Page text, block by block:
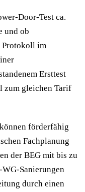
Door-Test ca.
und ob
Protokoll im
Ersttest
zum gleichen Tarif
förderfähig
Fachplanung
der BEG mit bis zu
Sanierungen
durch einen